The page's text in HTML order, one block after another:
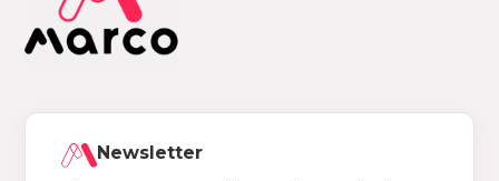
Newsletter